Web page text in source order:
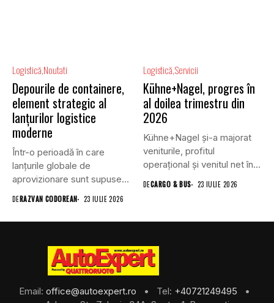
Logistică Noutati
Depourile de containere,
element strategic al
lanțurilor logistice
moderne
Într-o perioadă în care
lanțurile globale de
aprovizionare sunt supuse
unei presiuni...
DERAZVAN CODOREAN 23 IULIE 2026
Logistică Servicii
Kühne+Nagel, progres în
al doilea trimestru din
2026
Kühne+Nagel și-a majorat
veniturile, profitul
operațional și venitul net în
al doilea...
DECARGO & BUS 23 IULIE 2026
Email: office@autoexpert.ro • Tel: +40721249495
•